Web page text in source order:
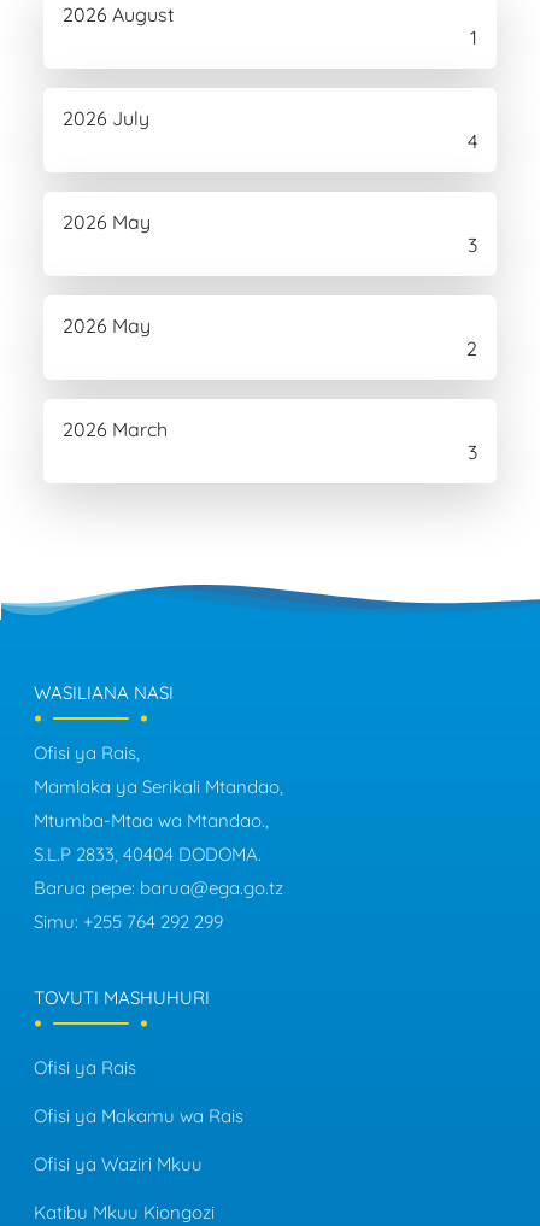
2026 August
1
2026 July
4
2026 May
3
2026 May
2
2026 March
3
WASILIANA NASI
Ofisi ya Rais,
Mamlaka ya Serikali Mtandao,
Mtumba-Mtaa wa Mtandao.,
S.L.P 2833, 40404 DODOMA.
Barua pepe: barua@ega.go.tz
Simu: +255 764 292 299
TOVUTI MASHUHURI
Ofisi ya Rais
Ofisi ya Makamu wa Rais
Ofisi ya Waziri Mkuu
Katibu Mkuu Kiongozi